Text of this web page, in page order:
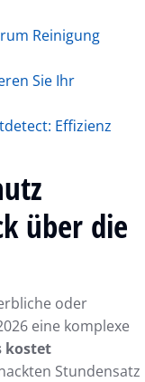
Reinigung
Sie Ihr
Effizienz
über die
oder
eine komplexe
kostet
Stundensatz